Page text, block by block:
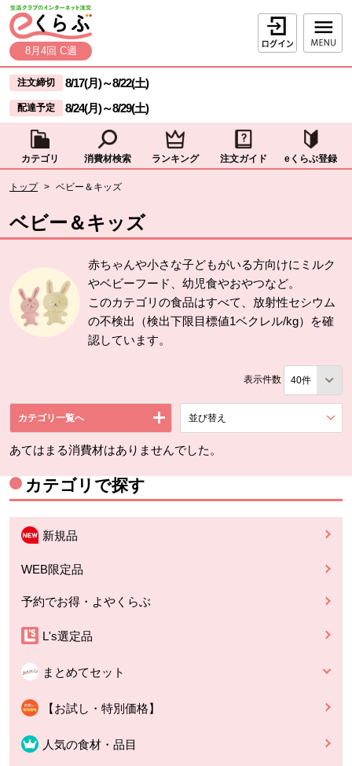
ページの先頭です。
本文へジャンプする。
8月4回 C週
ログイン
ここからサイト内共通メニューです。
サイト内共通メニューをスキップする
注文締切 8/17(月)～8/22(土)
配達予定 8/24(月)～8/29(土)
カテゴリ 消費材検索 ランキング 注文ガイド eくらぶ登録
トップ > ベビー＆キッズ
ベビー＆キッズ
赤ちゃんや小さな子どもがいる方向けにミルク
やベビーフード、幼児食やおやつなど。
このカテゴリの食品はすべて、放射性セシウム
の不検出（検出下限目標値1ベクレル/kg）を確
認しています。
表示件数
カテゴリ一覧へ 並び替え
あてはまる消費材はありませんでした。
カテゴリで探す
新規品
WEB限定品
予約でお得・よやくらぶ
L's選定品
まとめてセット
【お試し・特別価格】
人気の食材・品目